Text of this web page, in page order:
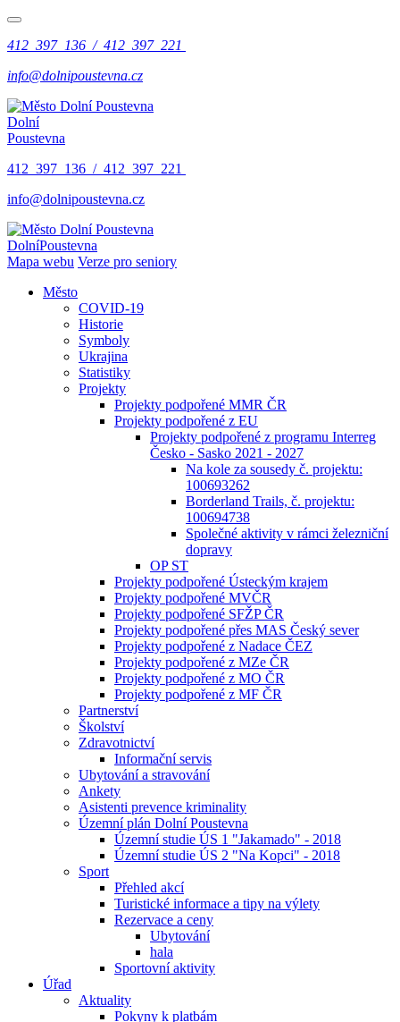
412 397 136 / 412 397 221
info@dolnipoustevna.cz
Dolní
Poustevna
412 397 136 / 412 397 221
info@dolnipoustevna.cz
DolníPoustevna
Mapa webu Verze pro seniory
Město
COVID-19
Historie
Symboly
Ukrajina
Statistiky
Projekty
Projekty podpořené MMR ČR
Projekty podpořené z EU
Projekty podpořené z programu Interreg
Česko - Sasko 2021 - 2027
Na kole za sousedy č. projektu:
100693262
Borderland Trails, č. projektu:
100694738
Společné aktivity v rámci železniční
dopravy
OP ST
Projekty podpořené Ústeckým krajem
Projekty podpořené MVČR
Projekty podpořené SFŽP ČR
Projekty podpořené přes MAS Český sever
Projekty podpořené z Nadace ČEZ
Projekty podpořené z MZe ČR
Projekty podpořené z MO ČR
Projekty podpořené z MF ČR
Partnerství
Školství
Zdravotnictví
Informační servis
Ubytování a stravování
Ankety
Asistenti prevence kriminality
Územní plán Dolní Poustevna
Územní studie ÚS 1 "Jakamado" - 2018
Územní studie ÚS 2 "Na Kopci" - 2018
Sport
Přehled akcí
Turistické informace a tipy na výlety
Rezervace a ceny
Ubytování
hala
Sportovní aktivity
Úřad
Aktuality
Pokyny k platbám